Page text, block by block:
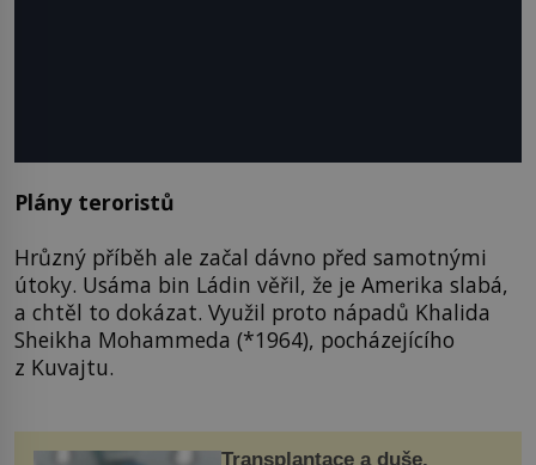
Plány teroristů
Hrůzný příběh ale začal dávno před samotnými
útoky. Usáma bin Ládin věřil, že je Amerika slabá,
a chtěl to dokázat. Využil proto nápadů Khalida
Sheikha Mohammeda (*1964), pocházejícího
z Kuvajtu.
Transplantace a duše.